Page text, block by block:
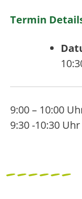
Termin
9:00 – 10:00
9:30 -10:30